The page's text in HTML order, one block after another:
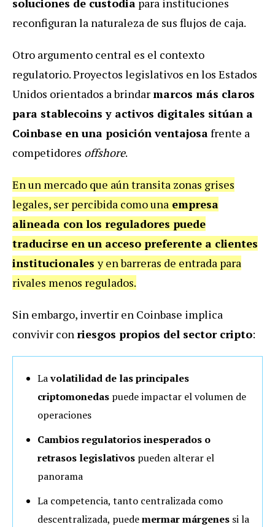
soluciones de custodia para instituciones
reconfiguran la naturaleza de sus flujos de caja.
Otro argumento central es el contexto
regulatorio. Proyectos legislativos en los Estados
Unidos orientados a brindarmarcos más claros
para stablecoins y activos digitales sitúan a
Coinbase en una posición ventajosafrente a
competidores offshore.
En un mercado que aún transita zonas grises
legales, ser percibida como una empresa
alineada con los reguladores puede
traducirse en un acceso preferente a clientes
institucionalesy en barreras de entrada para
rivales menos regulados.
Sin embargo, invertir en Coinbase implica
convivir conriesgos propios del sector cripto:
Lavolatilidad de las principales
criptomonedas puede impactar el volumen de
operaciones
Cambios regulatorios inesperados o
retrasos legislativos pueden alterar el
panorama
La competencia, tanto centralizada como
descentralizada, puedemermar márgenes si la